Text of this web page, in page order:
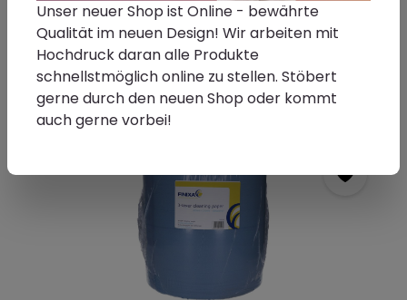
Finixa Putzpapier
Unser neuer Shop ist Online - bewährte
Qualität im neuen Design! Wir arbeiten mit
Hochdruck daran alle Produkte
schnellstmöglich online zu stellen. Stöbert
gerne durch den neuen Shop oder kommt
auch gerne vorbei!